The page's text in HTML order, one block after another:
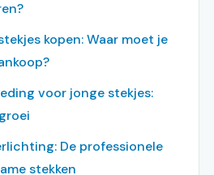
kopen: Waar moet je
voor jonge stekjes:
De professionele
stekken